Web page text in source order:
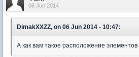
06 Jun 2014
DimakXXZZ, on 06 Jun 2014 - 10:47:
А как вам такое расположение элементов